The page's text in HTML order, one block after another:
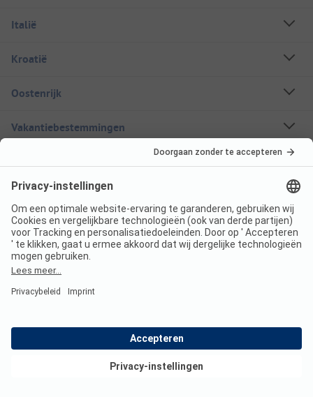
Italië
Kroatië
Oostenrijk
Vakantiebestemmingen
Een stacaravan huren
Over ANWB Camping
Volg ons